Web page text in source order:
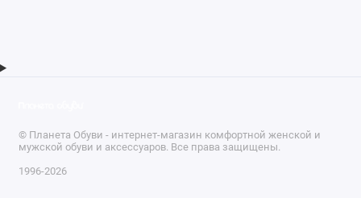
© Планета Обуви - интернет-магазин комфортной женской и
мужской обуви и аксессуаров. Все права защищены.
1996-2026